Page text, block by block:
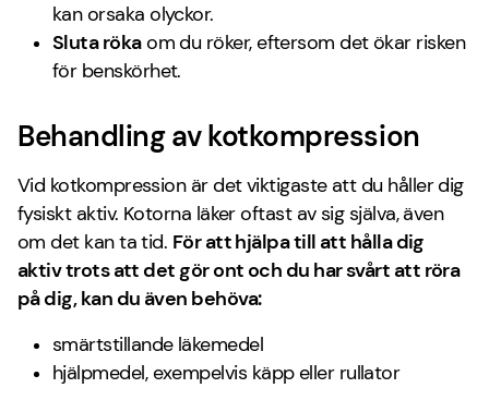
kan orsaka olyckor.
Sluta rökaom du röker, eftersom det ökar risken
för benskörhet.
Behandling av kotkompression
Vid kotkompression är det viktigaste att du håller dig
fysiskt aktiv. Kotorna läker oftast av sig själva, även
om det kan ta tid. För att hjälpa till att hålla dig
aktiv trots att det gör ont och du har svårt att röra
på dig, kan du även behöva:
smärtstillande läkemedel
hjälpmedel, exempelvis käpp eller rullator